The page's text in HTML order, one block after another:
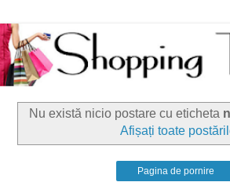
Nu există nicio postare cu eticheta
Afișați toate
Pagina de pornire